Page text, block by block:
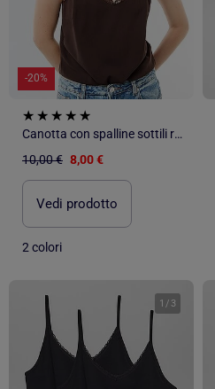
-20%
Canotta con spalline sottili regolabili e collo in pizzo
10,00 € 8,00 €
Vedi prodotto
2 colori
1 / 3